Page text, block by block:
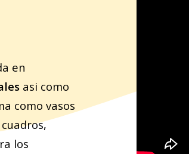
en
asi como
como vasos
los